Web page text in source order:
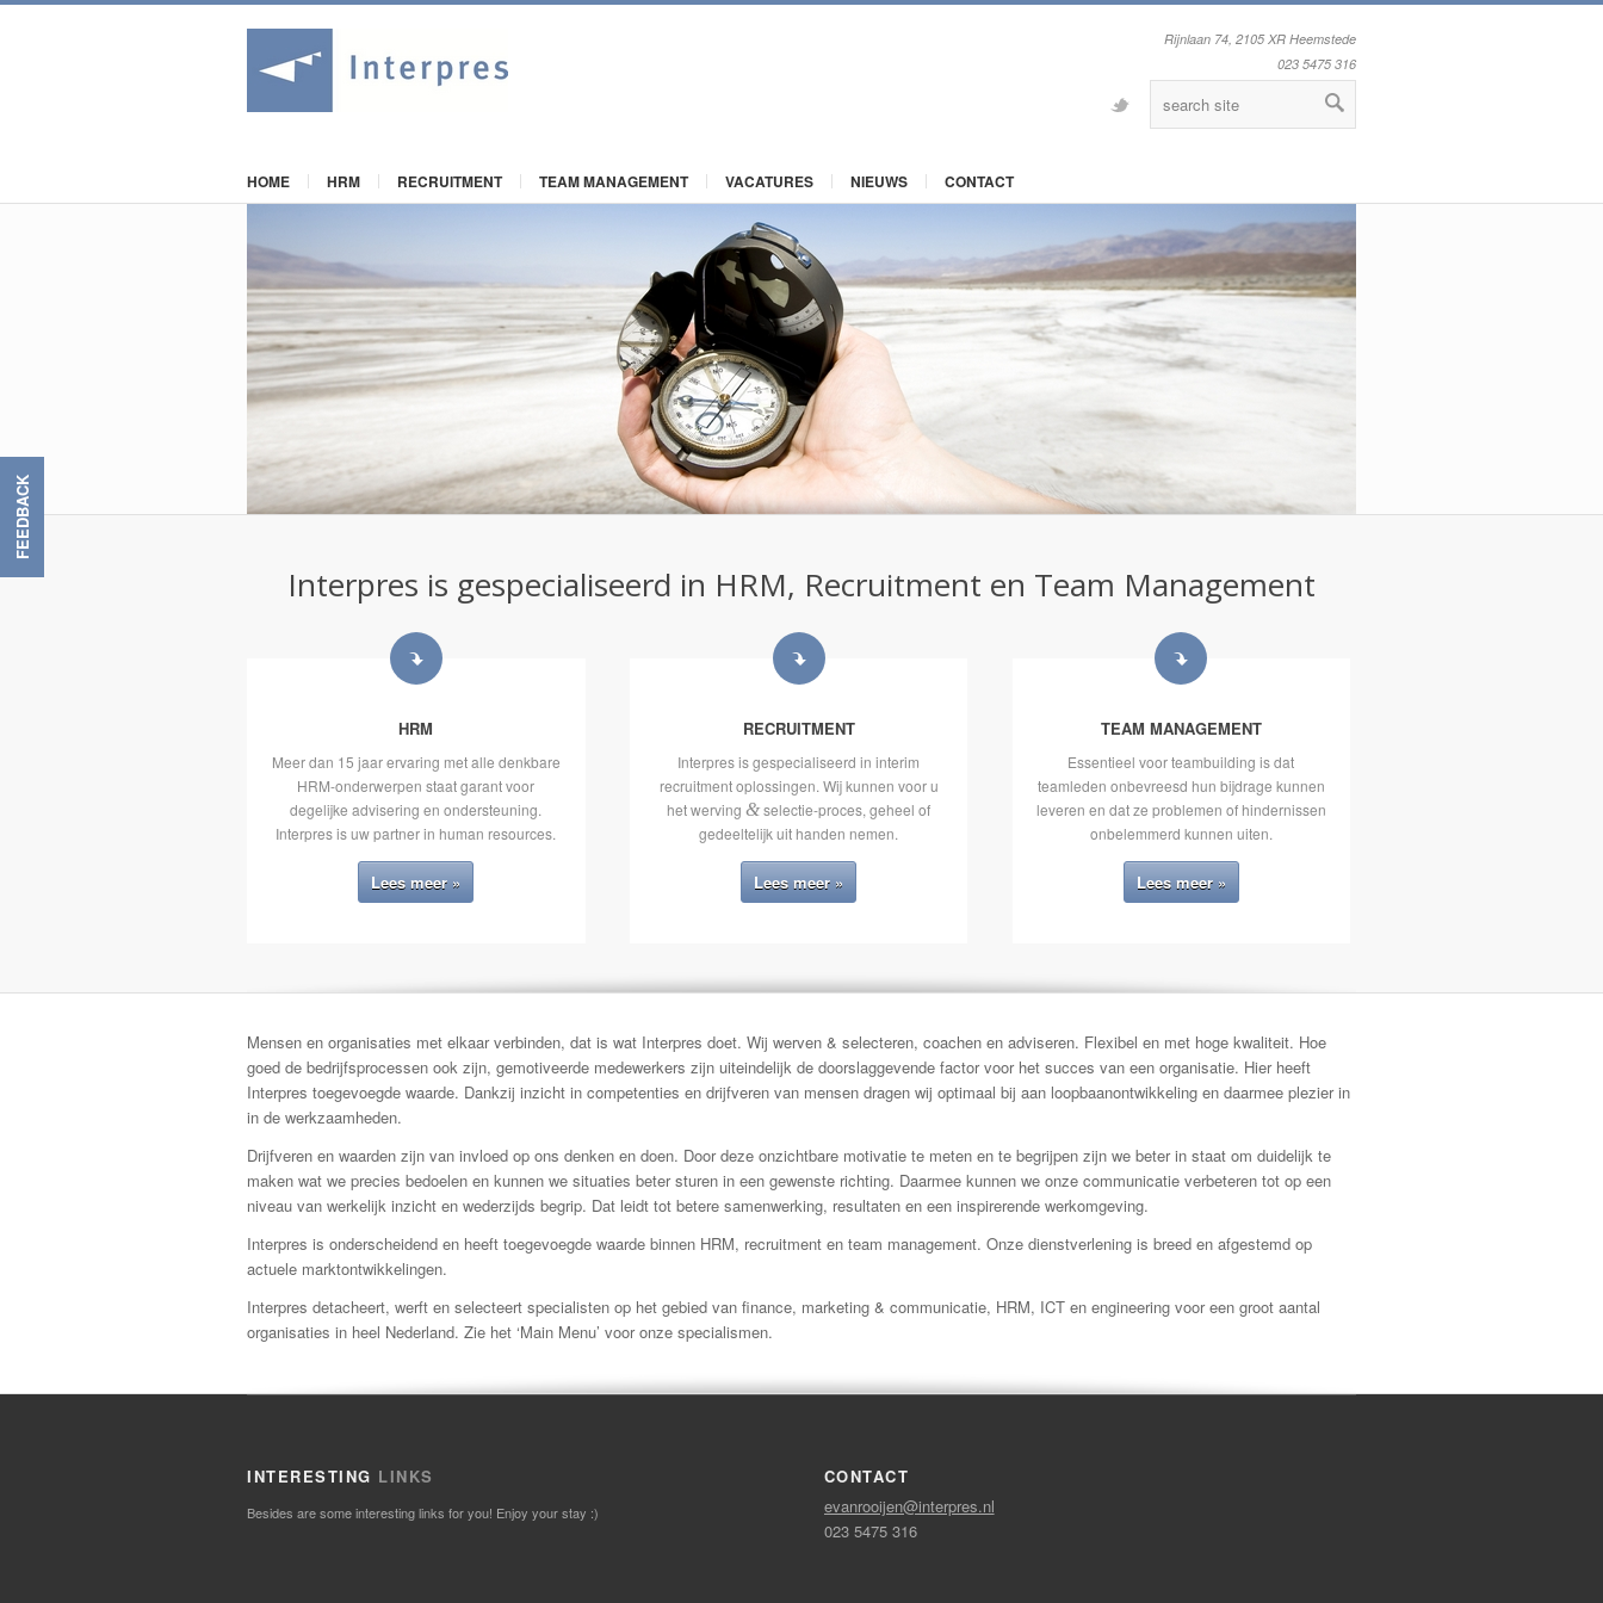
FEEDBACK
HOME HRM RECRUITMENT TEAM MANAGEMENT VACATURES NIEUWS CONTACT
Rijnlaan 74, 2105 XR Heemstede
023 5475 316
Twitter
Interpres is gespecialiseerd in HRM, Recruitment en Team Management
HRM
Meer dan 15 jaar ervaring met alle denkbare
HRM-onderwerpen staat garant voor
degelijke advisering en ondersteuning.
Interpres is uw partner in human resources.
Lees meer »
RECRUITMENT
Interpres is gespecialiseerd in interim
recruitment oplossingen. Wij kunnen voor u
het werving&selectie-proces, geheel of
gedeeltelijk uit handen nemen.
Lees meer »
TEAM MANAGEMENT
Essentieel voor teambuilding is dat
teamleden onbevreesd hun bijdrage kunnen
leveren en dat ze problemen of hindernissen
onbelemmerd kunnen uiten.
Lees meer »
Mensen en organisaties met elkaar verbinden, dat is wat Interpres doet. Wij werven & selecteren, coachen en adviseren. Flexibel en met hoge kwaliteit. Hoe
goed de bedrijfsprocessen ook zijn, gemotiveerde medewerkers zijn uiteindelijk de doorslaggevende factor voor het succes van een organisatie. Hier heeft
Interpres toegevoegde waarde. Dankzij inzicht in competenties en drijfveren van mensen dragen wij optimaal bij aan loopbaanontwikkeling en daarmee plezier in
in de werkzaamheden.
Drijfveren en waarden zijn van invloed op ons denken en doen. Door deze onzichtbare motivatie te meten en te begrijpen zijn we beter in staat om duidelijk te
maken wat we precies bedoelen en kunnen we situaties beter sturen in een gewenste richting. Daarmee kunnen we onze communicatie verbeteren tot op een
niveau van werkelijk inzicht en wederzijds begrip. Dat leidt tot betere samenwerking, resultaten en een inspirerende werkomgeving.
Interpres is onderscheidend en heeft toegevoegde waarde binnen HRM, recruitment en team management. Onze dienstverlening is breed en afgestemd op
actuele marktontwikkelingen.
Interpres detacheert, werft en selecteert specialisten op het gebied van finance, marketing & communicatie, HRM, ICT en engineering voor een groot aantal
organisaties in heel Nederland. Zie het ‘Main Menu’ voor onze specialismen.
INTERESTING LINKS
Besides are some interesting links for you! Enjoy your stay :)
CONTACT
evanrooijen@interpres.nl
023 5475 316